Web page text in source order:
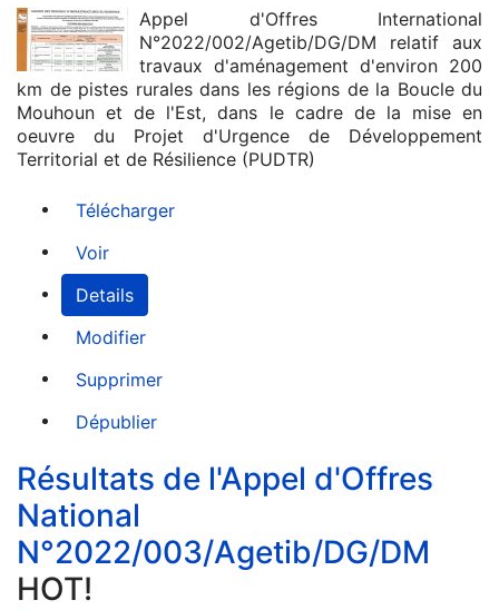
Appel d'Offres International
N°2022/002/Agetib/DG/DM relatif aux
travaux d'aménagement d'environ 200
km de pistes rurales dans les régions de la Boucle du
Mouhoun et de l'Est, dans le cadre de la mise en
oeuvre du Projet d'Urgence de Développement
Territorial et de Résilience (PUDTR)
Télécharger
Voir
Details
Modifier
Supprimer
Dépublier
Résultats de l'Appel d'Offres
National
N°2022/003/Agetib/DG/DM
HOT!